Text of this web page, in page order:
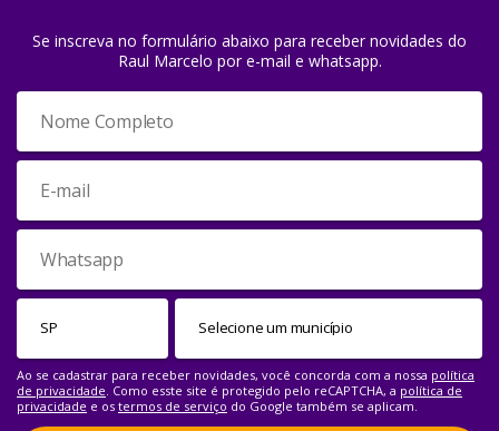
Se inscreva no formulário abaixo para receber novidades do
Raul Marcelo por e-mail e whatsapp.
Ao se cadastrar para receber novidades, você concorda com a nossa política
de privacidade. Como esste site é protegido pelo reCAPTCHA, a política de
privacidade e os termos de serviço do Google também se aplicam.